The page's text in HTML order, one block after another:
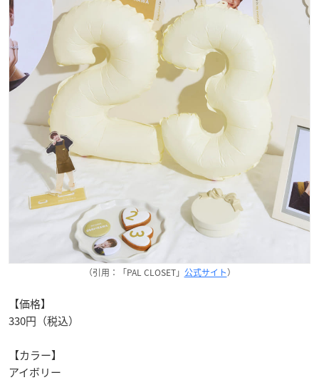
（引用：「PAL CLOSET」 公式サイト）
【価格】
330円（税込）
【カラー】
アイボリー